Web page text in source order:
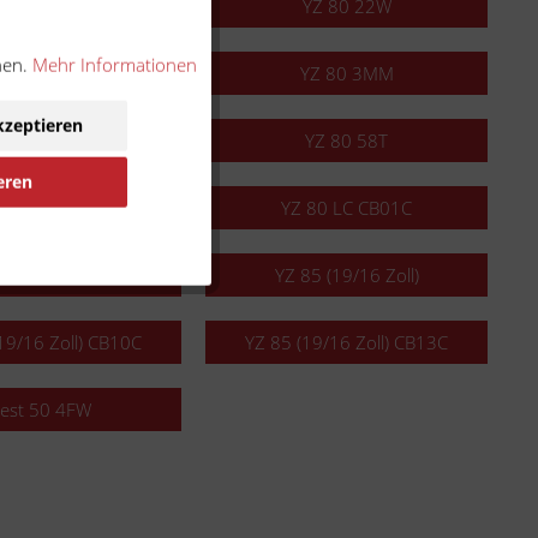
YZ 80 22W
YZ 80 2VF YZ 80 3MM
YZ 80 4V1 YZ 80 58T
80 LC CB01 YZ 80 LC CB01C
YZ 85 (19/16 Zoll)
16 Zoll) CB10C YZ 85 (19/16 Zoll) CB13C
50 4FW
Mehr Informationen